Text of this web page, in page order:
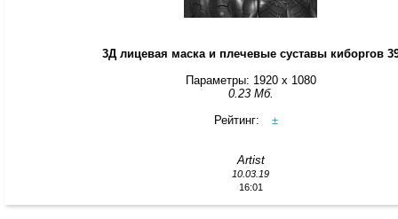
3Д лицевая маска и плечевые суставы киборгов
Параметры: 1920 x 1080
0.23 Мб.
Рейтинг:
±
Artist
10.03.19
16:01